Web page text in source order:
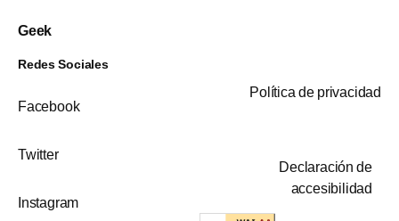
Geek
Redes Sociales
Facebook
Twitter
Instagram
Política de privacidad
Declaración de
accesibilidad